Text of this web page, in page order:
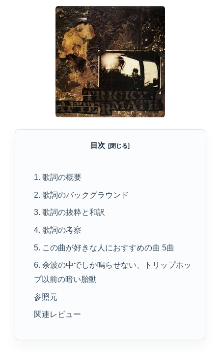
目次
1. 歌詞の概要
2. 歌詞のバックグラウンド
3. 歌詞の抜粋と和訳
4. 歌詞の考察
5. この曲が好きな人におすすめの曲 5曲
6. 余波の中でしか鳴らせない、トリップホッ
プ以前の暗い胎動
参照元
関連レビュー